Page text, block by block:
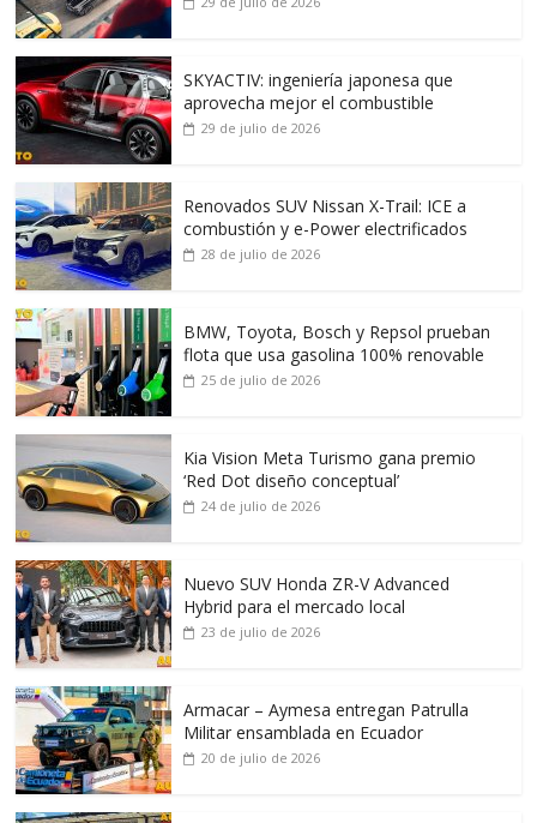
SKYACTIV: ingeniería japonesa que
aprovecha mejor el combustible
29 de julio de 2026
Renovados SUV Nissan X-Trail: ICE a
combustión y e-Power electrificados
28 de julio de 2026
BMW, Toyota, Bosch y Repsol prueban
flota que usa gasolina 100% renovable
25 de julio de 2026
Kia Vision Meta Turismo gana premio
‘Red Dot diseño conceptual’
24 de julio de 2026
Nuevo SUV Honda ZR-V Advanced
Hybrid para el mercado local
23 de julio de 2026
Armacar – Aymesa entregan Patrulla
Militar ensamblada en Ecuador
20 de julio de 2026